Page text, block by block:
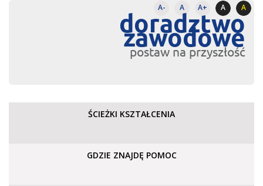
A- A A+ A A
doradztwo
zawodowe
postaw na przyszłość
ŚCIEŻKI KSZTAŁCENIA
GDZIE ZNAJDĘ POMOC